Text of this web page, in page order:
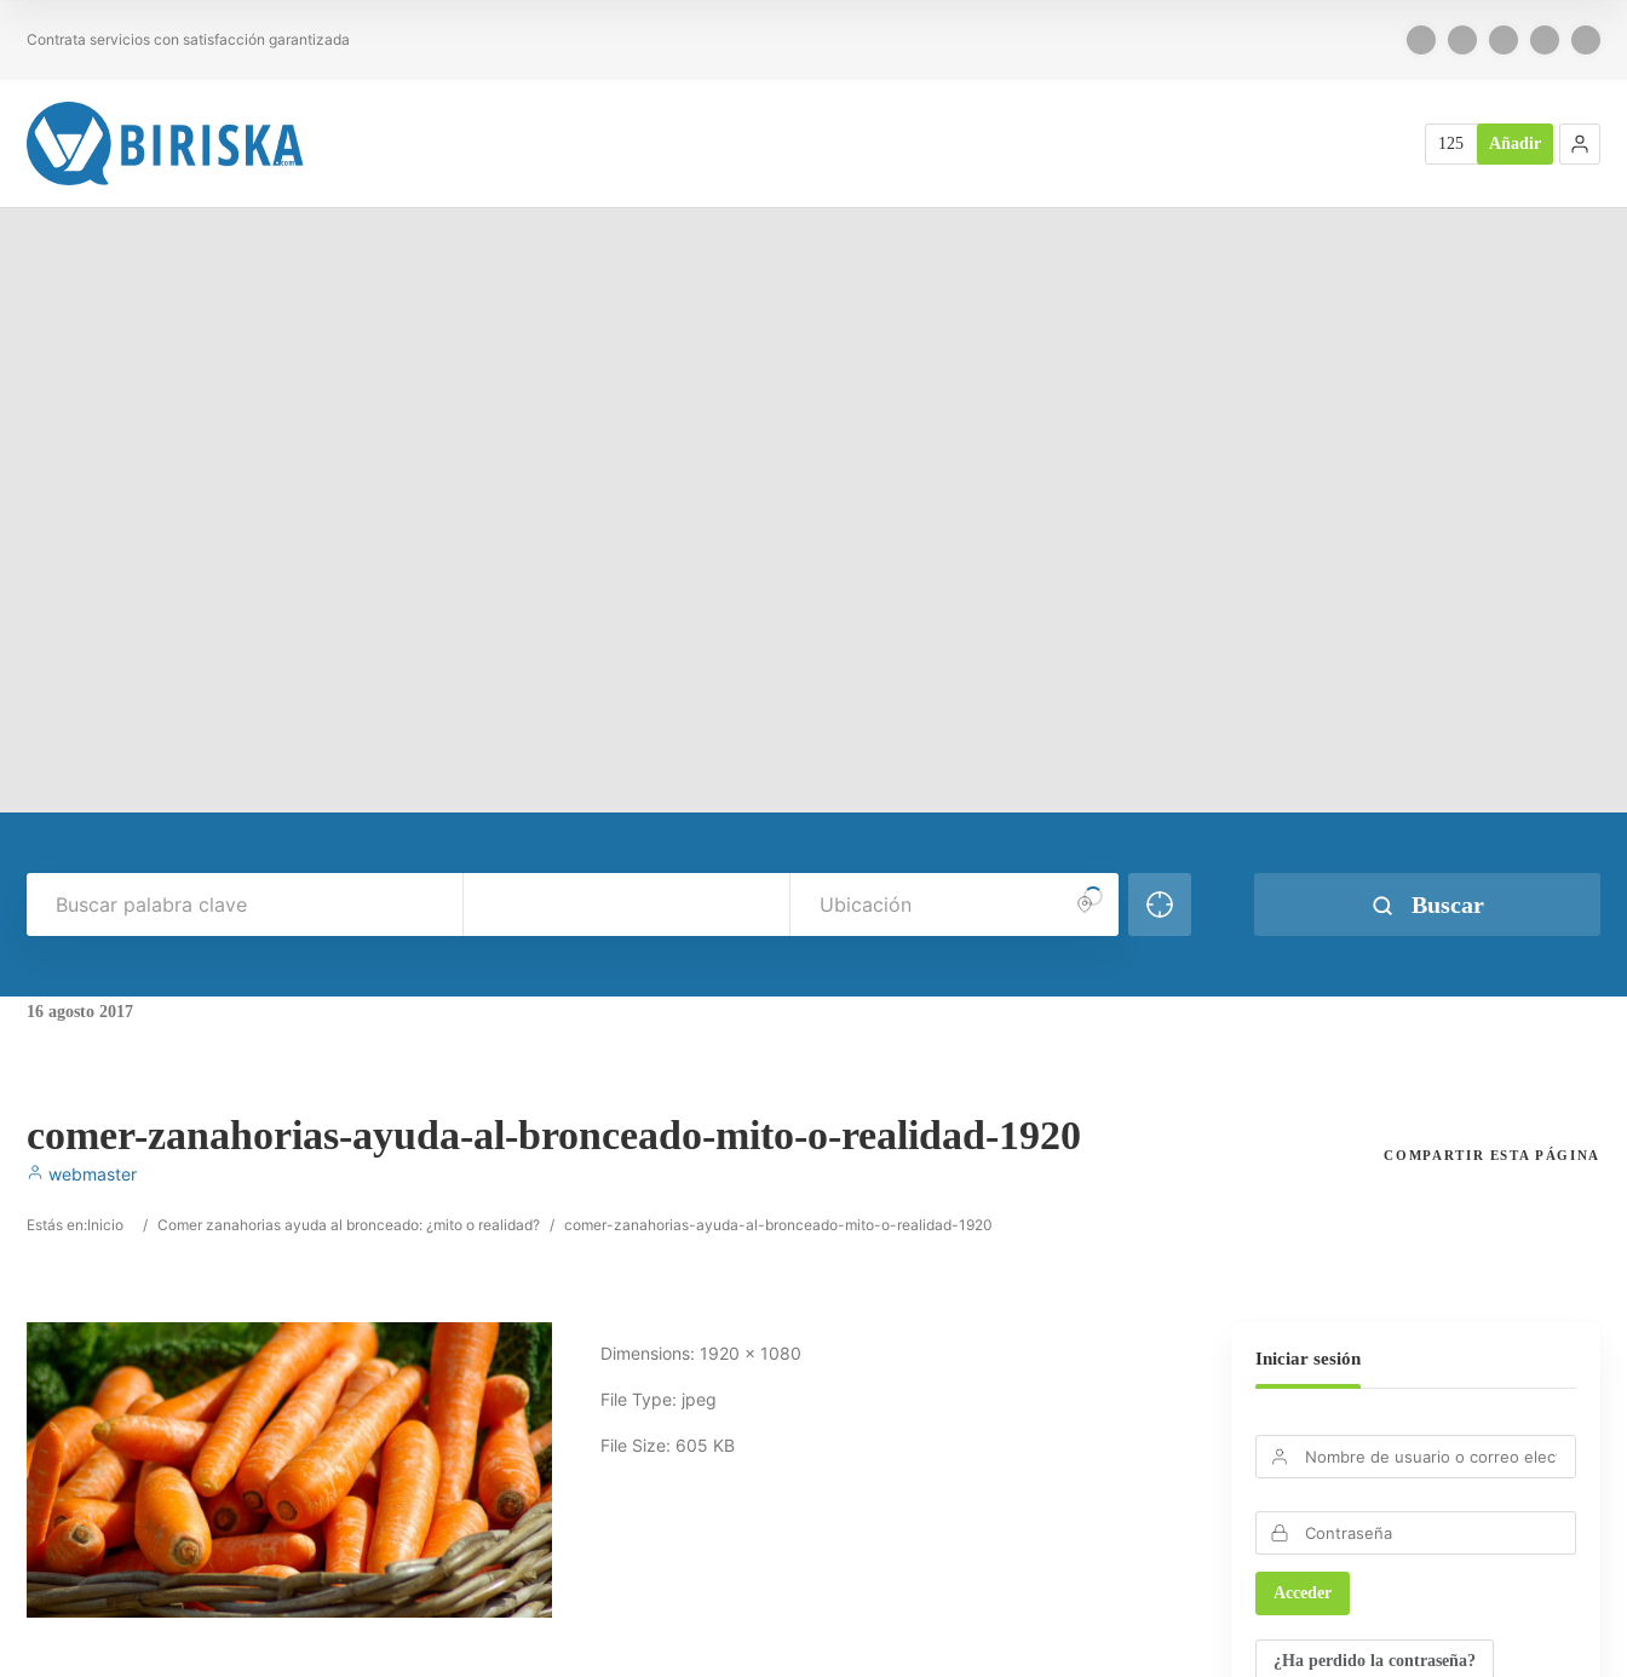
Contrata servicios con satisfacción garantizada
125 Añadir
Buscar
16 agosto 2017
comer-zanahorias-ayuda-al-bronceado-mito-o-realidad-1920
webmaster
Estás en:Inicio / Comer zanahorias ayuda al bronceado: ¿mito o realidad? / comer-zanahorias-ayuda-al-bronceado-mito-o-realidad-1920
COMPARTIR ESTA PÁGINA
Dimensions: 1920 x 1080
File Type: jpeg
File Size: 605 KB
Iniciar sesión
¿Ha perdido la contraseña?